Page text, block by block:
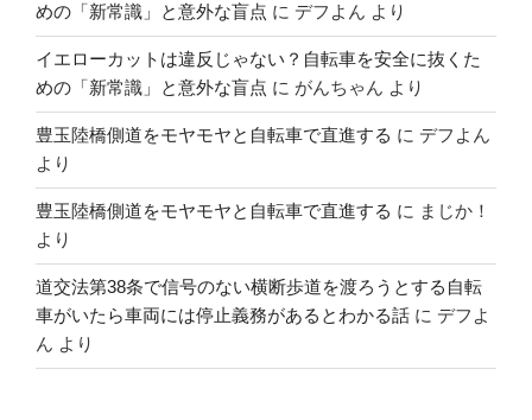
めの「新常識」と意外な盲点 に デフよん より
イエローカットは違反じゃない？自転車を安全に抜くた
めの「新常識」と意外な盲点 に がんちゃん より
豊玉陸橋側道をモヤモヤと自転車で直進する に デフよん
より
豊玉陸橋側道をモヤモヤと自転車で直進する に まじか！
より
道交法第38条で信号のない横断歩道を渡ろうとする自転
車がいたら車両には停止義務があるとわかる話 に デフよ
ん より